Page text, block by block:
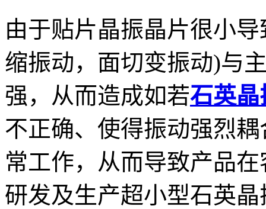
由于贴片晶振晶片很小
缩振动，面切变振动)与
强，从而造成如若石英晶
不正确、使得振动强烈
常工作，从而导致产品
研发及生产超小型石英